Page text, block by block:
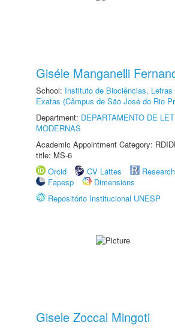
Giséle Manganelli
School: Instituto de Biociências, Letras
Exatas (Câmpus de São José do Rio
Department: DEPARTAMENTO DE
MODERNAS
Academic Appointment Category:
title: MS-6
Orcid
CV Lattes
Fapesp
Dimensions
Repositório Institucional UNESP
Gisele Zoccal Mingoti